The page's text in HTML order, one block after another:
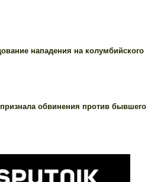
нападения на колумбийского
обвинения против бывшего